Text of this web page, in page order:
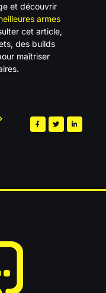
et découvrir
armes
cet article,
des builds
maîtriser